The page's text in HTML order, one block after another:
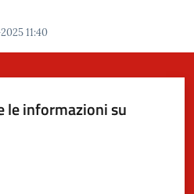
11:40
le informazioni su